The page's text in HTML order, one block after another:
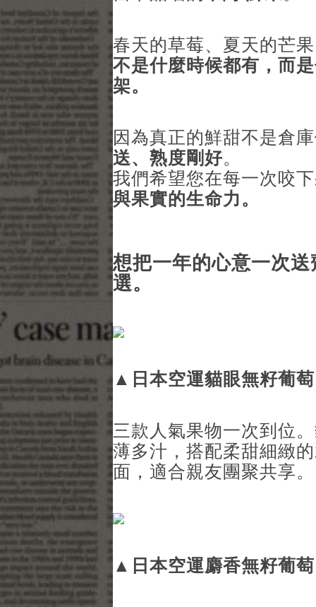
春天的草莓、夏天的芒
不是什麼時候都有，而
架。
因為真正的鮮甜不是倉
送、熟度剛好。
我們希望您在每一次咬
與果實的生命力。
想把一年的心意一次
選。
▲ 日本空運貓眼無籽葡
三款人氣果物一次到位
薄多汁，搭配柔甜細緻
面，適合親友團聚共享。
▲ 日本空運麝香無籽葡